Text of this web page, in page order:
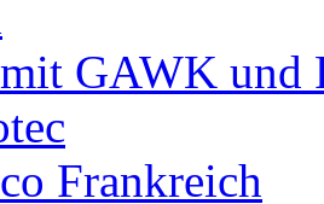
GAWK und
Frankreich